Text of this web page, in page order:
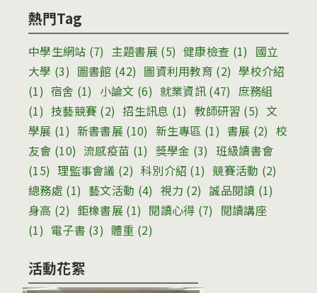
熱門Tag
中學生網站 (7) 主題書展(5) 健康檢查 (1) 國立
大學 (3) 圖書館 (42) 圖資利用教育 (2) 學校介紹
(1) 宿舍 (1) 小論文 (6) 就業資訊 (47) 庶務組
(1) 技藝競賽 (2) 招生訊息 (1) 教師研習 (5) 文
學展 (1) 新書書展 (10) 新生專區 (1) 書展 (2) 校
友會 (10) 流感疫苗 (1) 獎學金 (3) 班級讀書會
(15) 理監事會議 (2) 科別介紹 (1) 競賽活動 (2)
總務處 (1) 藝文活動 (4) 視力 (2) 誠品閱讀 (1)
身高 (2) 鉅橡書展 (1) 閱讀心得 (7) 閱讀講座
(1) 電子書 (3) 體重 (2)
活動花絮